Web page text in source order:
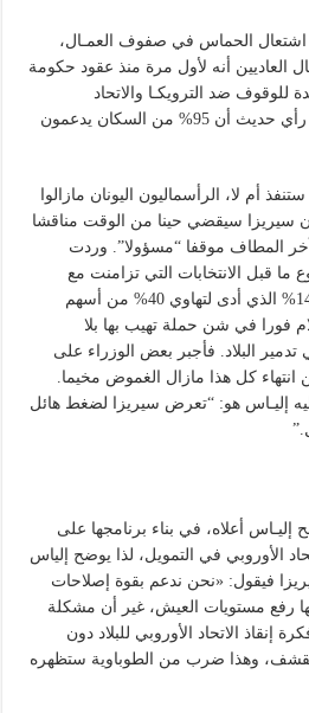
اشتعال الحماس في صفوف العمـال،
أنه لأول مرة منذ عقود حكومة
ضد الترويكـا والاتحاد
الأوروبي، وقد أظهر استطلاع رأي حديث أن 95% من السكان يدعمون
أم لا، الرأسماليون اليونان مازالوا
سيريزا سيقضي حينا من الوقت مناقشا
آخر المطاف موقفا “مسؤولا”. وردت
قبل الانتخابات التي تزامنت مع
انخفاض سوق الأسهم بنسبة 14% الذي أدى لتهاوي 40% من أسهم
فورا في شن حملة تهيب بها بلا
البلاد. فأجبر بعض الوزراء على
انتهاء كل هذا مازال الغموض مخيما.
إليـاس هو: “تعرض سيريزا لضغط هائل
أعلاه، في بناء برنامجها على
الأوروبي في التمويل، لذا يوضح إلياس
فيقول: «نحن ندعم بقوة إصلاحات
رفع مستويات العيش، غير أن مشكلة
إنقاذ الاتحاد الأوروبي للبلاد دون
وهذا ضرب من الطوباوية ستظهره